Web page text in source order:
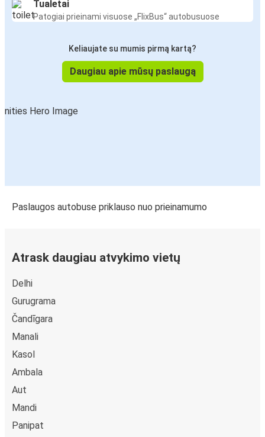
Tualetai
Patogiai prieinami visuose „FlixBus“ autobusuose
Keliaujate su mumis pirmą kartą?
Daugiau apie mūsų paslaugą
Paslaugos autobuse priklauso nuo prieinamumo
Atrask daugiau atvykimo vietų
Delhi
Gurugrama
Čandīgara
Manali
Kasol
Ambala
Aut
Mandi
Panipat